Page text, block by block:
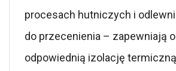
procesach hutniczych i
do przecenienia – zapewniają
odpowiednią izolację